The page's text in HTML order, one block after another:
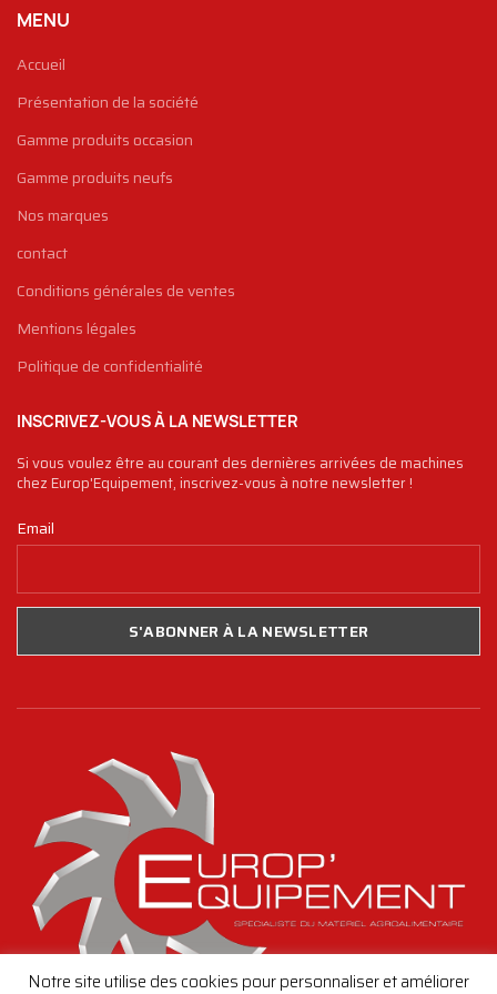
MENU
Accueil
Présentation de la société
Gamme produits occasion
Gamme produits neufs
Nos marques
contact
Conditions générales de ventes
Mentions légales
Politique de confidentialité
INSCRIVEZ-VOUS À LA NEWSLETTER
Si vous voulez être au courant des dernières arrivées de machines
chez Europ'Equipement, inscrivez-vous à notre newsletter !
Email
Notre site utilise des cookies pour personnaliser et améliorer